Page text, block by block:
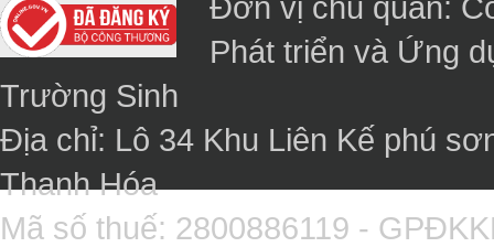
Phát triển và Ứng
Trường Sinh
Địa chỉ: Lô 34 Khu Liên Kế phú
Thanh Hóa
Mã số thuế: 2800886119 -